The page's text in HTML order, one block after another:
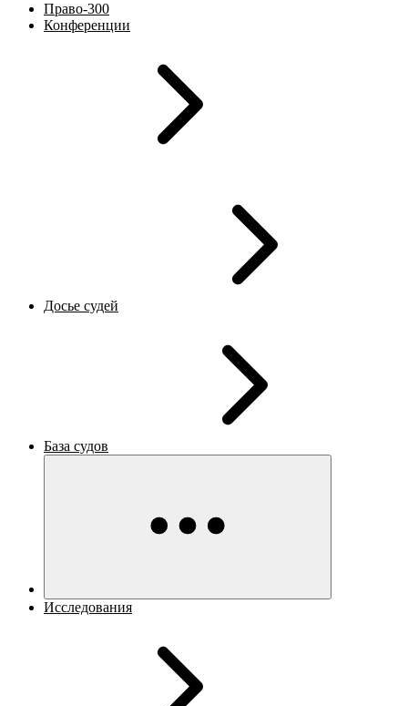
Право-300
Конференции
Досье судей
База судов
Исследования